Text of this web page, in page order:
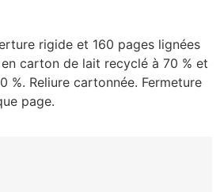
rigide et 160 pages lignées
carton de lait recyclé à 70 % et
%. Reliure cartonnée. Fermeture
page.